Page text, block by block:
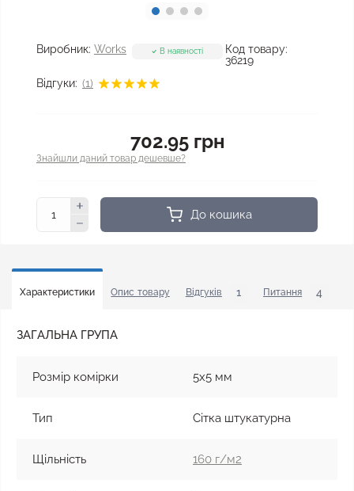
Виробник: Works
Код товару:
36219
Відгуки: (1)
В наявності
702.95 грн
Знайшли даний товар дешевше?
До кошика
Характеристики Опис товару Відгуків 1 Питання 4
ЗАГАЛЬНА ГРУПА
Розмір комірки 5x5 мм
Тип Сітка штукатурна
Щільність 160 г/м2